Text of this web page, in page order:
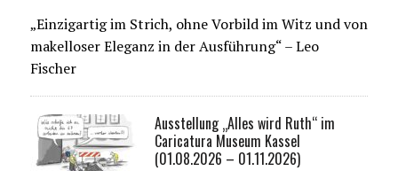
„Einzigartig im Strich, ohne Vorbild im Witz und von
makelloser Eleganz in der Ausführung“ – Leo
Fischer
Ausstellung „Alles wird Ruth“ im
Caricatura Museum Kassel
(01.08.2026 – 01.11.2026)